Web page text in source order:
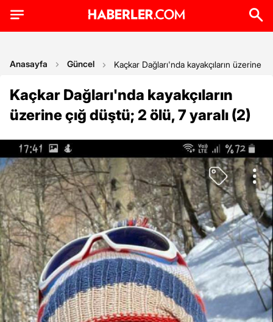
Anasayfa Güncel Kaçkar Dağları'nda kayakçıların üzerine
Kaçkar Dağları'nda kayakçıların
üzerine çığ düştü; 2 ölü, 7 yaralı (2)